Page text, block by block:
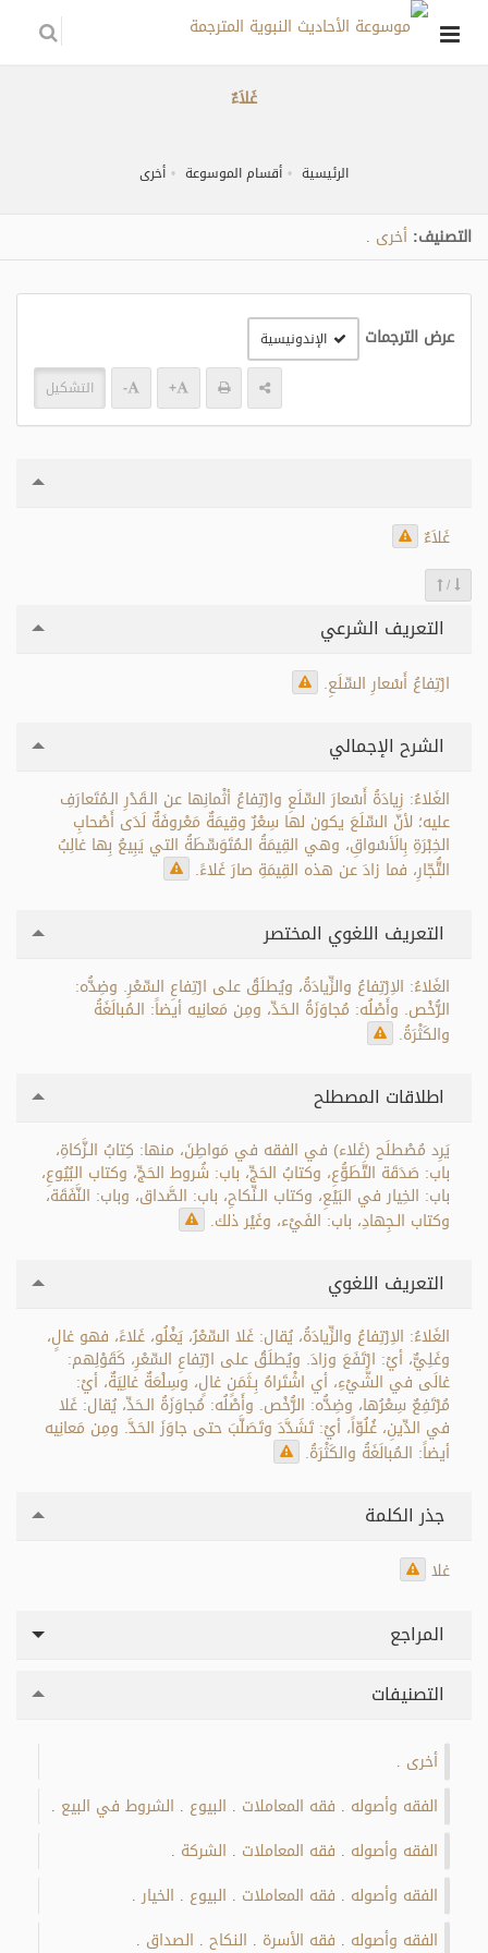
غَلاَءٌ
الرئيسية أقسام الموسوعة أخرى
التصنيف: أخرى
عرض الترجمات الإندونيسية
+
- التشكيل
غَلاَءٌ
/
التعريف الشرعي
ارْتِفاعُ أَسْعارِ السِّلَعِ.
الشرح الإجمالي
الغَلاءُ: زِيادَةُ أَسْعارَ السِّلَعِ وارْتِفاعُ أثْمانِها عن الـقَدْرِ الـمُتَعارَفِ
عليه؛ لأنّ السِّلَعَ يكون لها سِعْرٌ وقِيمَةٌ مَعْروفَةٌ لَدَى أَصْحابِ
الخِبْرَةِ بِالَأسْواقِ، وهي القِيمَةُ الـمُتَوَسِّطَةُ التي يَبِيعُ بِها غالِبُ
التُّجّارِ، فما زادَ عن هذه القِيمَةِ صارَ غَلاءً.
التعريف اللغوي المختصر
الغَلاءُ: الاِرْتِفاعُ والزِّيادَةُ، ويُطلَقُ على ارْتِفاعِ السِّعْرِ. وضِدُّه:
الرُّخْص. وأَصْلُه: مُجاوَزَةُ الـحَدِّ، ومِن مَعانِيه أيضاً: الـمُبالَغَةُ
والكَثْرَةُ.
اطلاقات المصطلح
يَرِد مُصْطلَح (غَلاء) في الفقه في مَواطِنَ، منها: كِتابُ الـزَّكاةِ،
باب: صَدَقَة التَّطَوُّعِ، وكتابُ الحَجِّ، باب: شُروط الحَجِّ، وكتاب البُيُوعِ،
باب: الخِيار في البَيْعِ، وكتاب الـنِّكاحِ، باب: الصَّداق، وباب: النَّفَقَة،
وكتاب الـجِهادِ، باب: الفَيْء، وغَيْر ذلك.
التعريف اللغوي
الغَلاءُ: الاِرْتِفاعُ والزِّيادَةُ، يُقال: غَلا السِّعْرُ، يَغْلُو، غَلاءً، فهو غالٍ،
وغَلِيٌّ، أيْ: ارْتَفَعَ وزادَ. ويُطلَقُ على ارْتِفاعِ السِّعْرِ، كَقَوْلِهم:
غالَى في الشَّيْءِ، أي اشْتَراهُ بِـثَمَنٍ غالٍ، وسِلْعَةٌ غالِيَةٌ، أيْ:
مُرْتَفِعٌ سِعْرُها، وضِدُّه: الرُّخْص. وأَصْلُه: مُجاوَزَةُ الـحَدِّ، يُقال: غَلا
في الدِّينِ، غُلُوّاً، أيْ: تَشَدَّدَ وتَصَلَّبَ حتى جاوَزَ الحَدَّ. ومِن مَعانِيه
أيضاً: الـمُبالَغَةُ والكَثْرَةُ.
جذر الكلمة
غلا
المراجع
التصنيفات
أخرى
الفقه وأصوله فقه المعاملات البيوع الشروط في البيع
الفقه وأصوله فقه المعاملات الشركة
الفقه وأصوله فقه المعاملات البيوع الخيار
الفقه وأصوله فقه الأسرة النكاح الصداق